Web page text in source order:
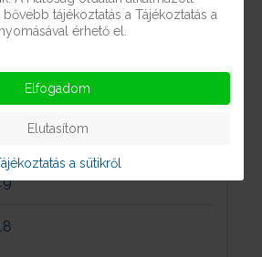
tájékoztatás a Tájékoztatás a
érhető el.
Elfogadom
Elutasítom
a sütikről